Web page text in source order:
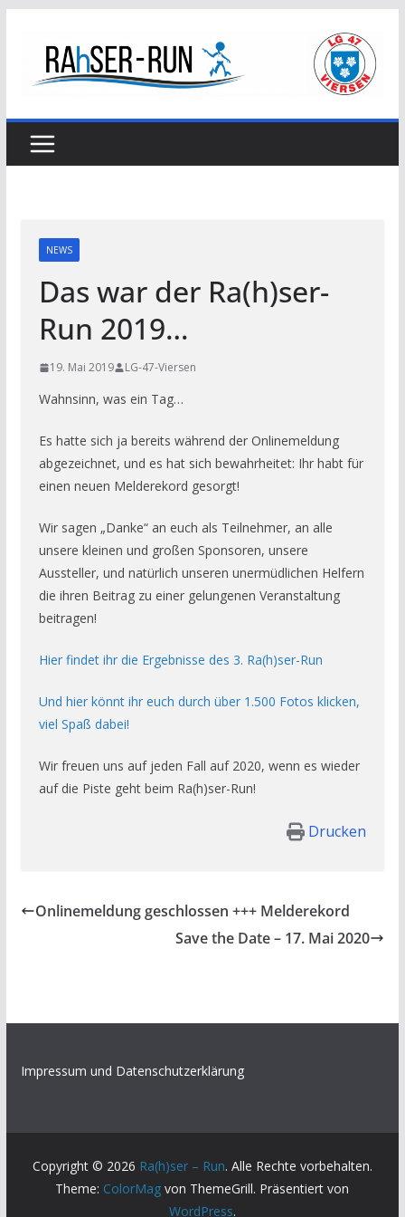
springen
NEWS
Das war der Ra(h)ser-
Run 2019…
19. Mai 2019 LG-47-Viersen
Wahnsinn, was ein Tag…
Es hatte sich ja bereits während der Onlinemeldung
abgezeichnet, und es hat sich bewahrheitet: Ihr habt für
einen neuen Melderekord gesorgt!
Wir sagen „Danke“ an euch als Teilnehmer, an alle
unsere kleinen und großen Sponsoren, unsere
Aussteller, und natürlich unseren unermüdlichen Helfern
die ihren Beitrag zu einer gelungenen Veranstaltung
beitragen!
Hier findet ihr die Ergebnisse des 3. Ra(h)ser-Run
Und hier könnt ihr euch durch über 1.500 Fotos klicken,
viel Spaß dabei!
Wir freuen uns auf jeden Fall auf 2020, wenn es wieder
auf die Piste geht beim Ra(h)ser-Run!
Drucken
Onlinemeldung geschlossen +++ Melderekord
Save the Date – 17. Mai 2020
Impressum und Datenschutzerklärung
Copyright © 2026 Ra(h)ser – Run. Alle Rechte vorbehalten.
Theme: ColorMag von ThemeGrill. Präsentiert von
WordPress.